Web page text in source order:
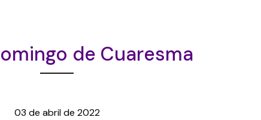
de Cuaresma
03 de abril de 2022